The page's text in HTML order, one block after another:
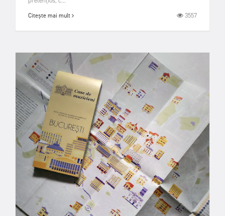
Citește mai mult 3557